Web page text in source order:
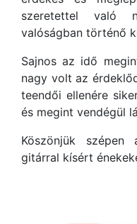
szeretettel való
valóságban történő
Sajnos az idő
nagy volt az
teendői ellenére
és megint vendégül
Köszönjük
gitárral kísért